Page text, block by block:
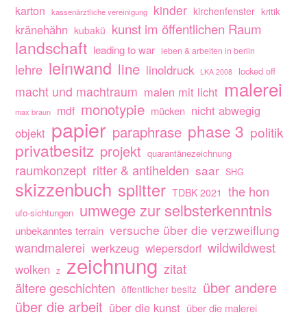
karton kassenärztliche vereinigung kinder kirchenfenster kritik
kränehähn kubakü kunst im öffentlichen Raum
landschaft leading to war leben & arbeiten in berlin
lehre leinwand line linoldruck LKA 2008 locked off
macht und machtraum malen mit licht malerei
max braun mdf monotypie mücken nicht abwegig
objekt papier paraphrase phase 3 politik
privatbesitz projekt quarantänezeichnung
raumkonzept ritter & antihelden saar SHG
skizzenbuch splitter TDBK 2021 the hon
ufo-sichtungen umwege zur selbsterkenntnis
unbekanntes terrain versuche über die verzweiflung
wandmalerei werkzeug wiepersdorf wildwildwest
wolken z zeichnung zitat
ältere geschichten öffentlicher besitz über andere
über die arbeit über die kunst über die malerei